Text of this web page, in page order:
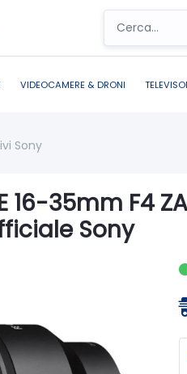
VIDEOCAMERE & DRONI
Sony
35mm F4 ZA
Sony